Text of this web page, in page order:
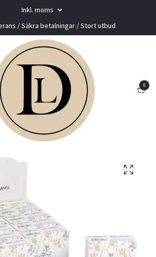
Inkl. moms
/ Säkra betalningar / Stort utbud
0